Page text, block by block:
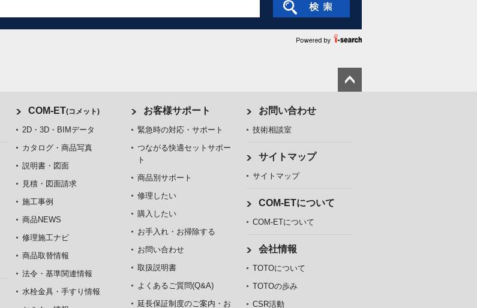
COM-ET(コメット)
2D・3D・BIMデータ
カタログ・商品写真
説明書・図面
見積・図面請求
施工事例
商品NEWS
修理施工ナビ
商品取替情報
法令・基準関連情報
水栓金具・手すり情報
お客様サポート
緊急時の対応・サポート
つながる快適セットサポー
ト
商品別サポート
修理したい
購入したい
お手入れ・お掃除する
お問い合わせ
取扱説明書
よくあるご質問(Q&A)
延長保証制度のご案内・お
お問い合わせ
技術相談室
サイトマップ
サイトマップ
COM-ETについて
COM-ETについて
会社情報
TOTOについて
TOTOの歩み
CSR活動